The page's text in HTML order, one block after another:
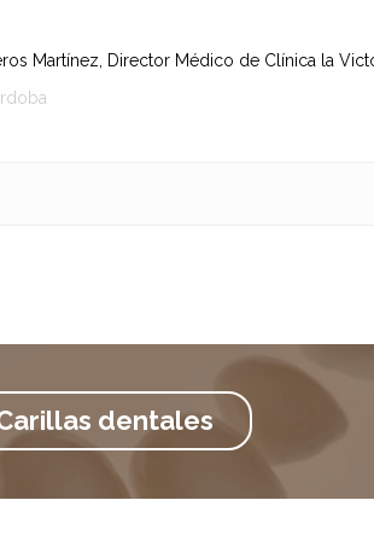
Martínez, Director Médico de Clínica la
dentales